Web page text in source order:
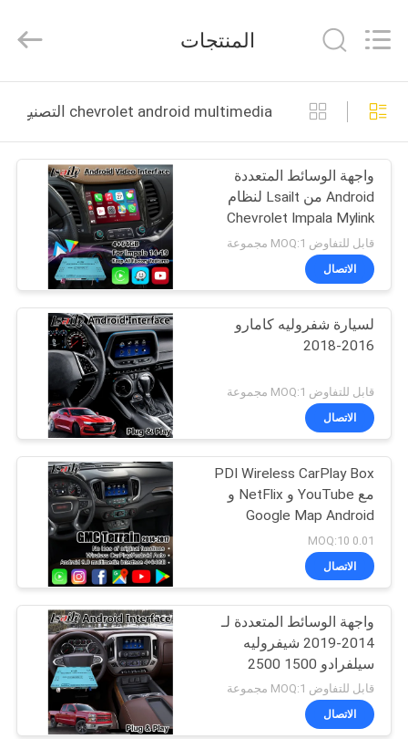
منزل،
بيت
منتجات
أشرطة
فيديو
معلومات
جولة
في
المعمل
مراقبة
الجودة
اتصل
أخبار
Electron
Co.,Ltd.
Reserved.
المنتجات
chevrolet android multimedia التصنيع عبر الإنترنت
واجهة الوسائط المتعددة
Android من Lsailt لنظام
Chevrolet Impala Mylink
مع Carplay
قابل للتفاوض MOQ:1 مجموعة
الاتصال
لسيارة شفروليه كامارو
2016-2018
قابل للتفاوض MOQ:1 مجموعة
الاتصال
PDI Wireless CarPlay Box
مع YouTube و NetFlix و
Google Map Android
Multimedia Video
Interface for Terrain
GMC
0.01 MOQ:10
الاتصال
واجهة الوسائط المتعددة لـ
2014-2019 شيفروليه
سيلفرادو 1500 2500
3500 نظام ميلينك
قابل للتفاوض MOQ:1 مجموعة
الاتصال